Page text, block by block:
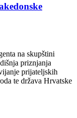
na skupštini
priznjanja
prijateljskih
te država Hrvatske